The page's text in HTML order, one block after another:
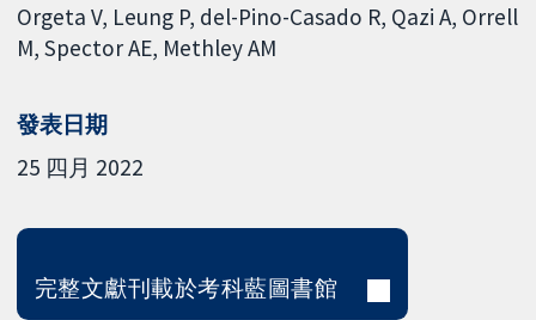
Orgeta V Leung P del-Pino-Casado R Qazi A Orrell
M Spector AE Methley AM
發表日期
25 四月 2022
完整文獻刊載於考科藍圖書館